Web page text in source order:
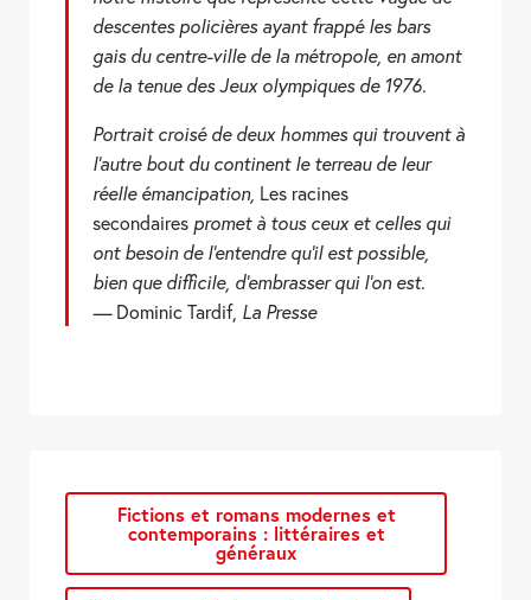
descentes policières ayant frappé les bars
gais du centre-ville de la métropole, en amont
de la tenue des Jeux olympiques de 1976.
Portrait croisé de deux hommes qui trouvent à
l’autre bout du continent le terreau de leur
réelle émancipation, Les racines
secondaires promet à tous ceux et celles qui
ont besoin de l’entendre qu’il est possible,
bien que difficile, d’embrasser qui l’on est.
—Dominic Tardif, La Presse
Fictions et romans modernes et
contemporains : littéraires et
généraux